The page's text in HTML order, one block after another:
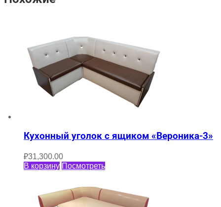
Кухонный уголок с ящиком «Вероника-3»
₽31,300.00
В корзину Посмотреть